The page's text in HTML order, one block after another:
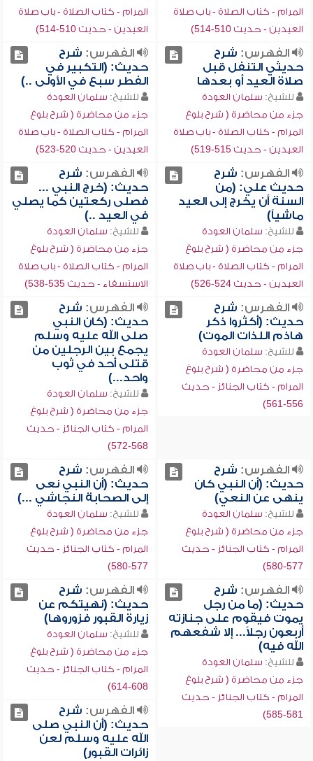
المرام - كتاب الصلاة - باب صلاة
العيدين - حديث 510-514)
المرام - كتاب الصلاة - باب صلاة
العيدين - حديث 510-514)
الفهرس: شرح
حديثي التنفل قبل
صلاة العيد أو بعدها
للشيخ: سلمان العودة
جزء من محاضرة ( شرح بلوغ
المرام - كتاب الصلاة - باب صلاة
العيدين - حديث 515-519)
الفهرس: شرح
حديث: (التكبير في
الفطر سبع في الأولى ..)
للشيخ: سلمان العودة
جزء من محاضرة ( شرح بلوغ
المرام - كتاب الصلاة - باب صلاة
العيدين - حديث 520-523)
الفهرس: شرح
حديث علي: (من
السنة أن يخرج إلى العيد
ماشياً)
للشيخ: سلمان العودة
جزء من محاضرة ( شرح بلوغ
المرام - كتاب الصلاة - باب صلاة
العيدين - حديث 524-526)
الفهرس: شرح
حديث: (خرج النبي ...
فصلى ركعتين كما يصلي
في العيد ..)
للشيخ: سلمان العودة
جزء من محاضرة ( شرح بلوغ
المرام - كتاب الصلاة - باب صلاة
الاستسقاء - حديث 535-538)
الفهرس: شرح
حديث: (أكثروا ذكر
هاذم اللذات الموت)
للشيخ: سلمان العودة
جزء من محاضرة ( شرح بلوغ
المرام - كتاب الجنائز - حديث
556-561)
الفهرس: شرح
حديث: (كان النبي
صلى الله عليه وسلم
يجمع بين الرجلين من
قتلى أحد في ثوب
واحد...)
للشيخ: سلمان العودة
جزء من محاضرة ( شرح بلوغ
المرام - كتاب الجنائز - حديث
568-572)
الفهرس: شرح
حديث: (أن النبي كان
ينهى عن النعي)
للشيخ: سلمان العودة
جزء من محاضرة ( شرح بلوغ
المرام - كتاب الجنائز - حديث
577-580)
الفهرس: شرح
حديث: (أن النبي نعى
إلى الصحابة النجاشي ...)
للشيخ: سلمان العودة
جزء من محاضرة ( شرح بلوغ
المرام - كتاب الجنائز - حديث
577-580)
الفهرس: شرح
حديث: (ما من رجل
يموت فيقوم على جنازته
أربعون رجلاً... إلا شفعهم
الله فيه)
للشيخ: سلمان العودة
جزء من محاضرة ( شرح بلوغ
المرام - كتاب الجنائز - حديث
581-585)
الفهرس: شرح
حديث: (نهيتكم عن
زيارة القبور فزوروها)
للشيخ: سلمان العودة
جزء من محاضرة ( شرح بلوغ
المرام - كتاب الجنائز - حديث
608-614)
الفهرس: شرح
حديث: (أن النبي صلى
الله عليه وسلم لعن
زائرات القبور)